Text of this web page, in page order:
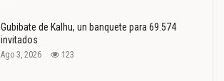
Gubibate de Kalhu, un banquete para 69.574
invitados
Ago 3, 2026 123